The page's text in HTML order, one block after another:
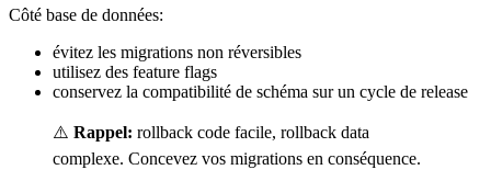
Côté base de données:
évitez les migrations non réversibles
utilisez des feature flags
conservez la compatibilité de schéma sur un cycle de release
⚠️ Rappel: rollback code facile, rollback data
complexe. Concevez vos migrations en conséquence.